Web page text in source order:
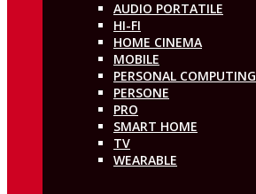
AUDIO PORTATILE
HI-FI
HOME CINEMA
MOBILE
PERSONAL COMPUTING
PERSONE
PRO
SMART HOME
TV
WEARABLE